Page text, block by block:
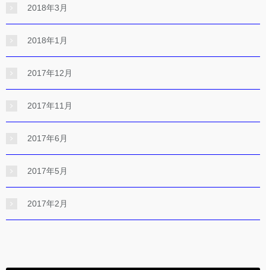
2018年3月
2018年1月
2017年12月
2017年11月
2017年6月
2017年5月
2017年2月